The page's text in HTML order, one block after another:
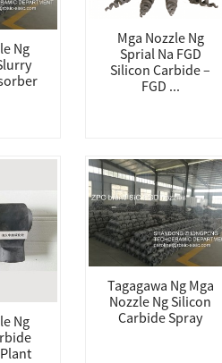
Ng
Mga Nozzle Ng
Sprial Na FGD
Silicon Carbide –
FGD ...
Ng
Tagagawa Ng Mga
Nozzle Ng Silicon
Carbide Spray